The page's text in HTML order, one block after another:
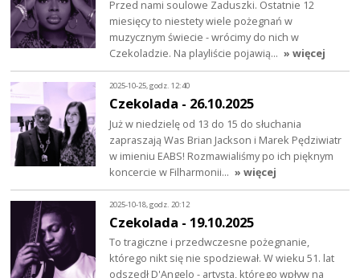
Przed nami soulowe Zaduszki. Ostatnie 12
miesięcy to niestety wiele pożegnań w
muzycznym świecie - wrócimy do nich w
Czekoladzie. Na playliście pojawią… » więcej
2025-10-25, godz. 12:40
Czekolada - 26.10.2025
Już w niedzielę od 13 do 15 do słuchania
zapraszają Was Brian Jackson i Marek Pędziwiatr
w imieniu EABS! Rozmawialiśmy po ich pięknym
koncercie w Filharmonii… » więcej
2025-10-18, godz. 20:12
Czekolada - 19.10.2025
To tragiczne i przedwczesne pożegnanie,
którego nikt się nie spodziewał. W wieku 51. lat
odszedł D'Angelo - artysta, którego wpływ na